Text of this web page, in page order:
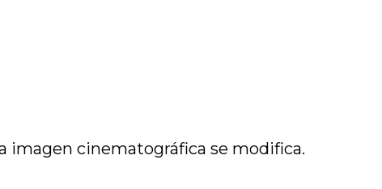
imagen cinematográfica se modifica.